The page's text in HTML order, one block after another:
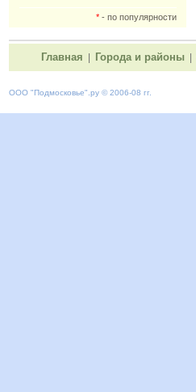
*- по популярности
Главная Города и районы
ООО "Подмосковье" .ру © 2006-08 гг.